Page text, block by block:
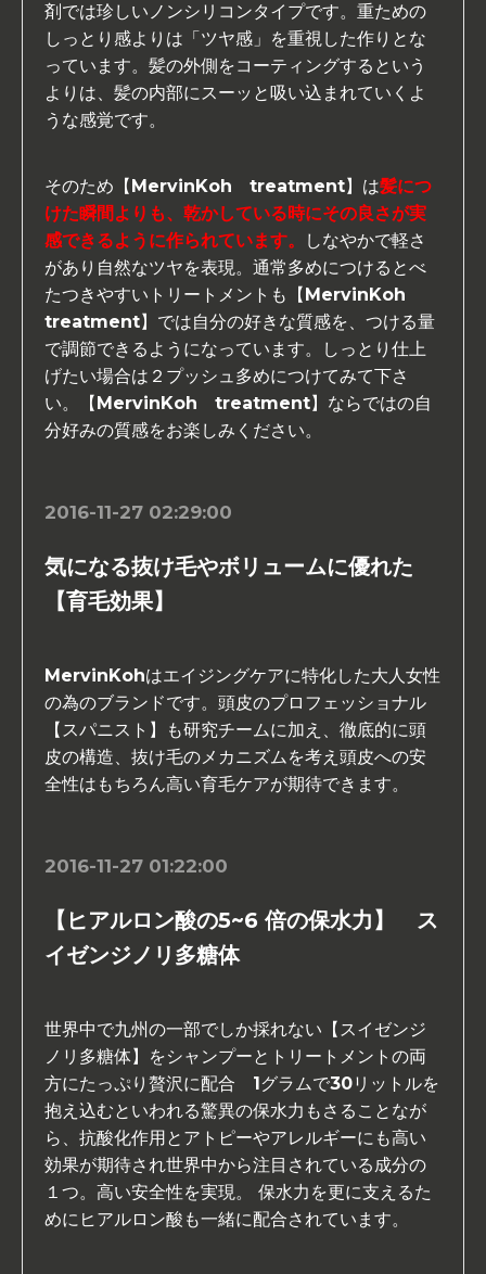
剤では珍しいノンシリコンタイプです。重ための
しっとり感よりは「ツヤ感」を重視した作りとな
っています。髪の外側をコーティングするという
よりは、髪の内部にスーッと吸い込まれていくよ
うな感覚です。
そのため【MervinKoh treatment】は髪につ
けた瞬間よりも、乾かしている時にその良さが実
感できるように作られています。
しなやかで軽さ
があり自然なツヤを表現。通常多めにつけるとべ
たつきやすいトリートメントも【MervinKoh
treatment】では自分の好きな質感を、つける量
で調節できるようになっています。しっとり仕上
げたい場合は２プッシュ多めにつけてみて下さ
い。【MervinKoh treatment】ならではの自
分好みの質感をお楽しみください。
2016-11-27 02:29:00
気になる抜け毛やボリュームに優れた
【育毛効果】
MervinKohはエイジングケアに特化した大人女性
の為のブランドです。頭皮のプロフェッショナル
【スパニスト】も研究チームに加え、徹底的に頭
皮の構造、抜け毛のメカニズムを考え頭皮への安
全性はもちろん高い育毛ケアが期待できます。
2016-11-27 01:22:00
【ヒアルロン酸の5~6 倍の保水力】 ス
イゼンジノリ多糖体
世界中で九州の一部でしか採れない【スイゼンジ
ノリ多糖体】をシャンプーとトリートメントの両
方にたっぷり贅沢に配合 1グラムで30リットルを
抱え込むといわれる驚異の保水力もさることなが
ら、抗酸化作用とアトピーやアレルギーにも高い
効果が期待され世界中から注目されている成分の
１つ。高い安全性を実現。 保水力を更に支えるた
めにヒアルロン酸も一緒に配合されています。